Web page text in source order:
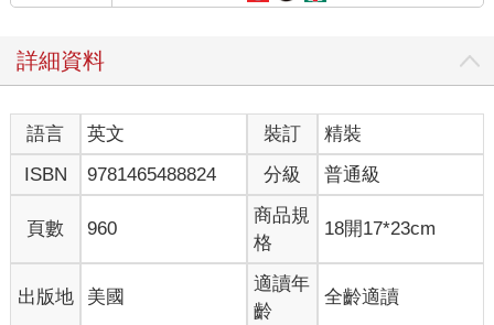
詳細資料
語言 英文 裝訂
精裝
ISBN
9781465488824 分級 普通級
頁數 960
商品規
格
18開17*23cm
出版地 美國
適讀年
齡
全齡適讀